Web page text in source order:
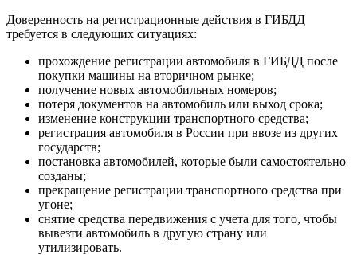
Доверенность на регистрационные действия в ГИБДД
требуется в следующих ситуациях:
прохождение регистрации автомобиля в ГИБДД после
покупки машины на вторичном рынке;
получение новых автомобильных номеров;
потеря документов на автомобиль или выход срока;
изменение конструкции транспортного средства;
регистрация автомобиля в России при ввозе из других
государств;
постановка автомобилей, которые были самостоятельно
созданы;
прекращение регистрации транспортного средства при
угоне;
снятие средства передвижения с учета для того, чтобы
вывезти автомобиль в другую страну или
утилизировать.